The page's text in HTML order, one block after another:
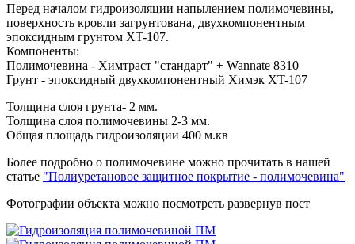
Перед началом гидроизоляции напылением полимочевины,
поверхность кровли загрунтована, двухкомпонентным
эпоксидным грунтом XT-107.
Компоненты:
Полимочевина - Химтраст "стандарт" + Wannate 8310
Грунт - эпоксидный двухкомпонентный Химэк XT-107
Толщина слоя грунта- 2 мм.
Толщина слоя полимочевины 2-3 мм.
Общая площадь гидроизоляции 400 м.кв
Более подробно о полимочевине можно прочитать в нашей
статье "Полиуретановое защитное покрытие - полимочевина"
Фотографии объекта можно посмотреть развернув пост